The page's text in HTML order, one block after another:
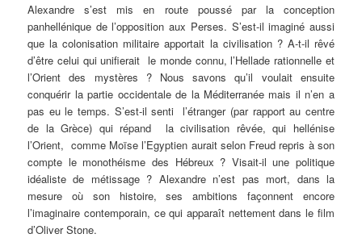
Alexandre s’est mis en route poussé par la conception
panhellénique de l’opposition aux Perses. S’est-il imaginé aussi
que la colonisation militaire apportait la civilisation ? A-t-il rêvé
d’être celui qui unifierait le monde connu, l’Hellade rationnelle et
l’Orient des mystères ? Nous savons qu’il voulait ensuite
conquérir la partie occidentale de la Méditerranée mais il n’en a
pas eu le temps. S’est-il senti l’étranger (par rapport au centre
de la Grèce) qui répand la civilisation rêvée, qui hellénise
l’Orient, comme Moïse l’Egyptien aurait selon Freud repris à son
compte le monothéisme des Hébreux ? Visait-il une politique
idéaliste de métissage ? Alexandre n’est pas mort, dans la
mesure où son histoire, ses ambitions façonnent encore
l’imaginaire contemporain, ce qui apparaît nettement dans le film
d’Oliver Stone.